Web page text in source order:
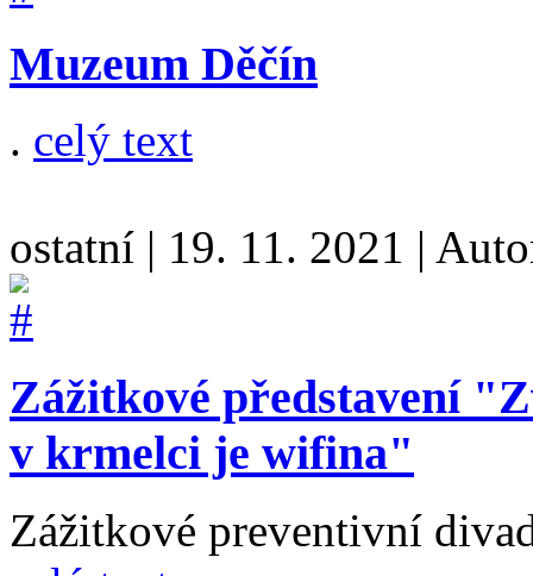
Muzeum Děčín
. celý text
ostatní | 19. 11. 2021 |
Zážitkové představení
v krmelci je wifina"
Zážitkové preventivní